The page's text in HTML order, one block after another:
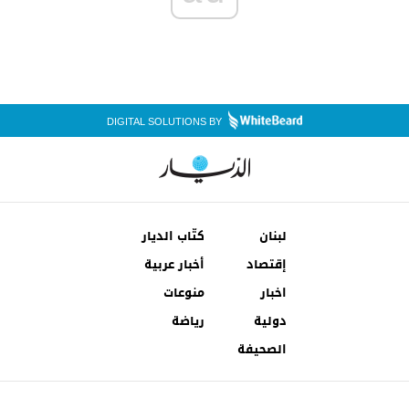
DIGITAL SOLUTIONS BY
لبنان
كتّاب الديار
إقتصاد
أخبار عربية
اخبار
دولية
منوعات
رياضة
الصحيفة